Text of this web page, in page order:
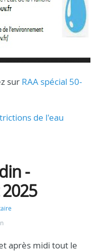
sur RAA spécial 50-
de l'eau
-
après midi tout le